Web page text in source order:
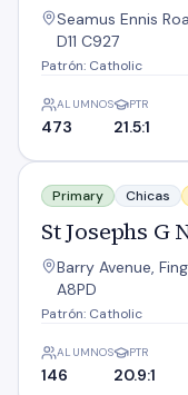
Seamus Ennis
D11 C927
Patrón: Catholic
ALUMNOS
473
PTR
21.5:1
St Josephs G N S
Primary Chicas
St Josephs G
Barry Avenue,
A8PD
Patrón: Catholic
ALUMNOS
146
PTR
20.9:1